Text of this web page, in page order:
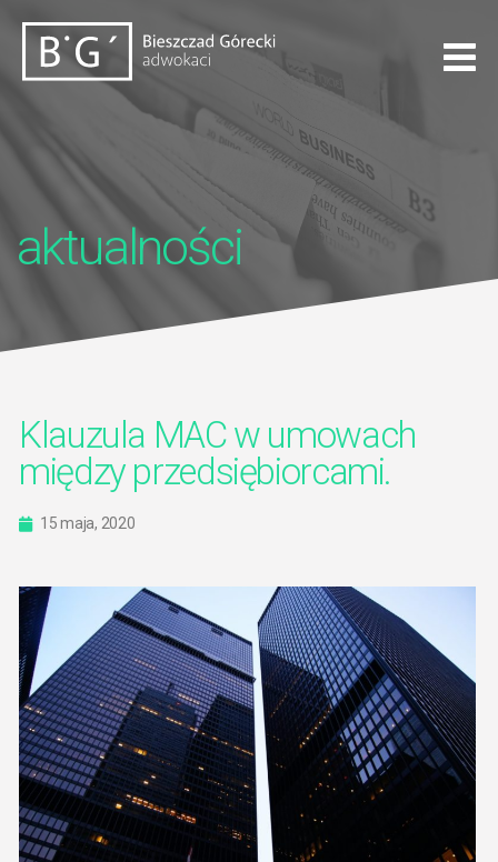
aktualności
Klauzula MAC w umowach
między przedsiębiorcami.
15 maja, 2020